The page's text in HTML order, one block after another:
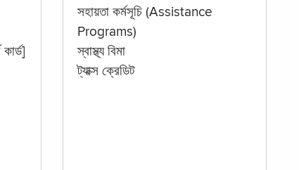
সহায়তা কর্মসূচি (Assistance
Programs)
স্বাস্থ্য বিমা
ট্যাক্স ক্রেডিট